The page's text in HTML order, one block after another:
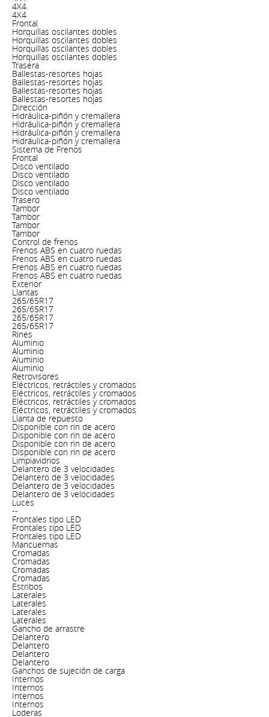
4X4
4X4
Frontal
Horquillas oscilantes dobles
Horquillas oscilantes dobles
Horquillas oscilantes dobles
Horquillas oscilantes dobles
Trasera
Ballestas-resortes hojas
Ballestas-resortes hojas
Ballestas-resortes hojas
Ballestas-resortes hojas
Dirección
Hidráulica-piñón y cremallera
Hidráulica-piñón y cremallera
Hidráulica-piñón y cremallera
Hidráulica-piñón y cremallera
Sistema de Frenos
Frontal
Disco ventilado
Disco ventilado
Disco ventilado
Disco ventilado
Trasero
Tambor
Tambor
Tambor
Tambor
Control de frenos
Frenos ABS en cuatro ruedas
Frenos ABS en cuatro ruedas
Frenos ABS en cuatro ruedas
Frenos ABS en cuatro ruedas
Exterior
Llantas
265/65R17
265/65R17
265/65R17
265/65R17
Rines
Aluminio
Aluminio
Aluminio
Aluminio
Retrovisores
Eléctricos, retráctiles y cromados
Eléctricos, retráctiles y cromados
Eléctricos, retráctiles y cromados
Eléctricos, retráctiles y cromados
Llanta de repuesto
Disponible con rin de acero
Disponible con rin de acero
Disponible con rin de acero
Disponible con rin de acero
Limpiavidrios
Delantero de 3 velocidades
Delantero de 3 velocidades
Delantero de 3 velocidades
Delantero de 3 velocidades
Luces
--
Frontales tipo LED
Frontales tipo LED
Frontales tipo LED
Mancuernas
Cromadas
Cromadas
Cromadas
Cromadas
Estribos
Laterales
Laterales
Laterales
Laterales
Gancho de arrastre
Delantero
Delantero
Delantero
Delantero
Ganchos de sujeción de carga
Internos
Internos
Internos
Internos
Loderas